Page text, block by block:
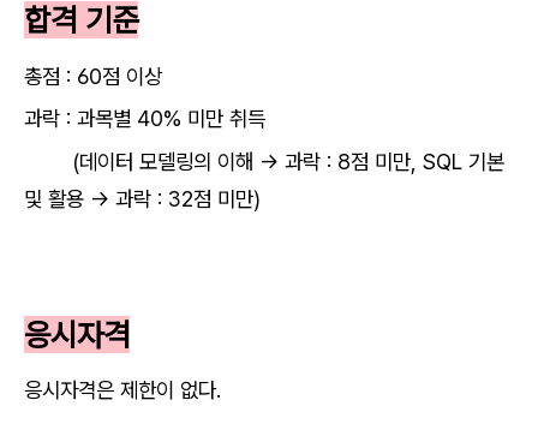
합격 기준
총점 : 60점 이상
과락 : 과목별 40% 미만 취득
(데이터 모델링의 이해 → 과락 : 8점 미만, SQL 기본
및 활용 → 과락 : 32점 미만)
응시자격
응시자격은 제한이 없다.